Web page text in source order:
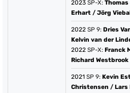
2023 SP-X:
Erhart / Jörg
2022 SP 9: Dries
Kelvin van der
2022 SP-X: Franck
Richard Westbrook
2021 SP 9: Kevin
Christensen / Lars